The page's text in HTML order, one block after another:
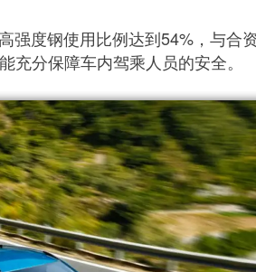
强度钢使用比例达到54%，与合
充分保障车内驾乘人员的安全。